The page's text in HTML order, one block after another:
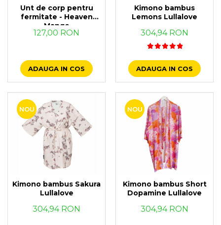
Suzete Silicon
Try It Bibs Denmark
Unt de corp pentru
fermitate - Heaven
Mango
127,00 RON
ADAUGA IN COS
Kimono bambus
Lemons Lullalove
304,94 RON
ADAUGA IN COS
NOU
Kimono bambus Sakura
Lullalove
304,94 RON
NOU
Kimono bambus Short
Dopamine Lullalove
304,94 RON